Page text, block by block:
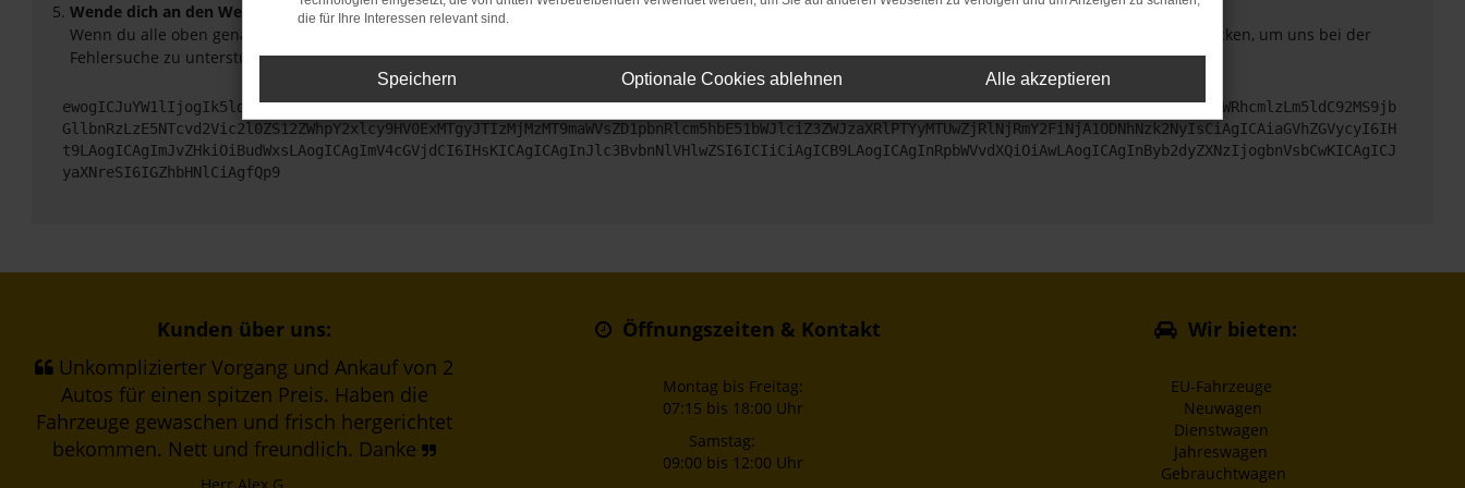
Wende dich an den Webseitenbetreiber.
Wenn du alle oben genannten Schritte versucht hast, kontaktiere uns bitte. Wir werden versuchen, das Problem zu beheben. Du kannst uns diesen Text schicken, um uns bei der
Fehlersuche zu unterstützen:
ewogICJuYW1lIjogIk5ldHdvcmtFcnJvciIsCiAgImNvbmZpZyI6IHsKICAgICJtZXRob2QiOiAiR0VUIiwKICAgICJ1cmwiOiAiaHR0cHM6Ly9hcGkueC5ha3MtcHJvZC5hdWRhcmlzLm5ldC92MS9jb
GllbnRzLzE5NTcvd2Vic2l0ZS12ZWhpY2xlcy9HV0ExMTgyJTIzMjMzMT9maWVsZD1pbnRlcm5hbE51bWJlciZ3ZWJzaXRlPTYyMTUwZjRlNjRmY2FiNjA1ODNhNzk2NyIsCiAgICAiaGVhZGVycyI6IH
t9LAogICAgImJvZHkiOiBudWxsLAogICAgImV4cGVjdCI6IHsKICAgICAgInJlc3BvbnNlVHlwZSI6ICIiCiAgICB9LAogICAgInRpbWVvdXQiOiAwLAogICAgInByb2dyZXNzIjogbnVsbCwKICAgICJ
yaXNreSI6IGZhbHNlCiAgfQp9
Kunden über uns:
Unkomplizierter Vorgang und Ankauf von 2
Autos für einen spitzen Preis. Haben die
Fahrzeuge gewaschen und frisch hergerichtet
bekommen. Nett und freundlich. Danke
Öffnungszeiten & Kontakt
Montag bis Freitag:
07:15 bis 18:00 Uhr
Samstag:
09:00 bis 12:00 Uhr
Wir bieten:
EU-Fahrzeuge
Neuwagen
Dienstwagen
Jahreswagen
Gebrauchtwagen
die für Ihre Interessen relevant sind.
Speichern Optionale Cookies ablehnen Alle akzeptieren